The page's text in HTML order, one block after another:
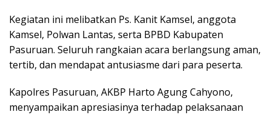
Kegiatan ini melibatkan Ps. Kanit Kamsel, anggota
Kamsel, Polwan Lantas, serta BPBD Kabupaten
Pasuruan. Seluruh rangkaian acara berlangsung aman,
tertib, dan mendapat antusiasme dari para peserta.
Kapolres Pasuruan, AKBP Harto Agung Cahyono,
menyampaikan apresiasinya terhadap pelaksanaan